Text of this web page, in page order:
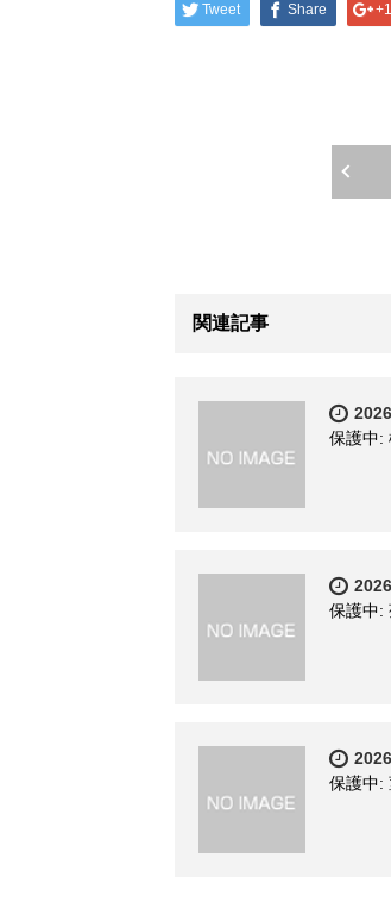
Tweet Share +1
関連記事
保護中
保護中
保護中: